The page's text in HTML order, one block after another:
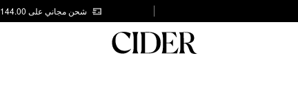
شحن مجاني على AED 144.00